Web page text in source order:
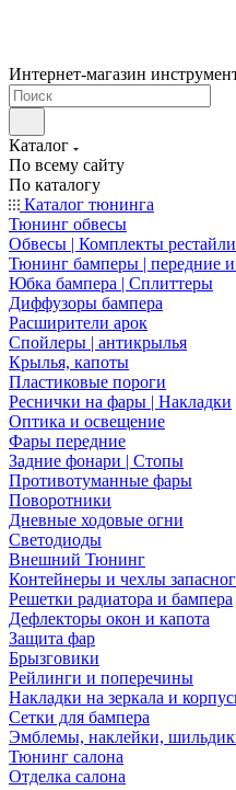
Интернет-магазин
Каталог
По всему сайту
По каталогу
Каталог тюнинга
Тюнинг обвесы
Обвесы | Комплекты
Тюнинг бамперы | передние и
Юбка бампера | Сплиттеры
Диффузоры бампера
Расширители арок
Спойлеры | антикрылья
Крылья, капоты
Пластиковые пороги
Реснички на фары | Накладки
Оптика и освещение
Фары передние
Задние фонари | Стопы
Противотуманные фары
Поворотники
Дневные ходовые огни
Светодиоды
Внешний Тюнинг
Контейнеры и чехлы
Решетки радиатора и бампера
Дефлекторы окон и капота
Защита фар
Брызговики
Рейлинги и поперечины
Накладки на зеркала и
Сетки для бампера
Эмблемы, наклейки,
Тюнинг салона
Отделка салона